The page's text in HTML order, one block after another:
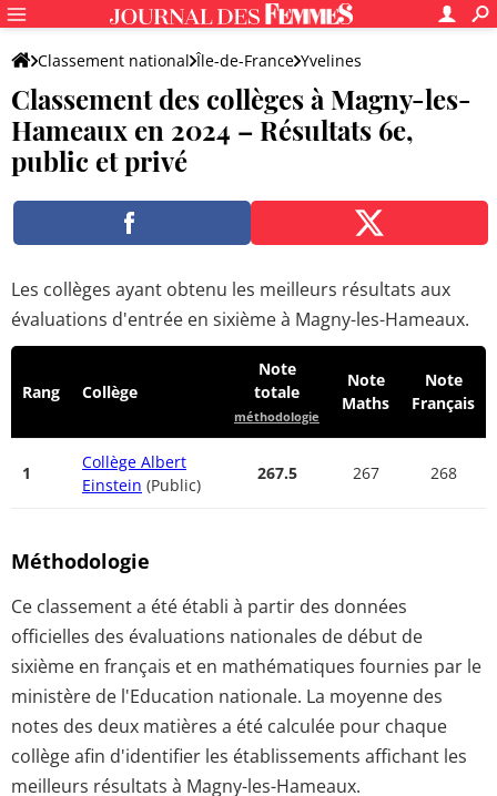
Classement national Île-de-France Yvelines
Magny-les-Hameaux
Classement des collèges à Magny-les-
Hameaux en 2024 – Résultats 6e,
public et privé
Les collèges ayant obtenu les meilleurs résultats aux
évaluations d'entrée en sixième à Magny-les-Hameaux.
Rang Collège
Note
totale
méthodologie
Note
Maths
Note
Français
1
Collège Albert
Einstein (Public)
267.5 267 268
Méthodologie
Ce classement a été établi à partir des données
officielles des évaluations nationales de début de
sixième en français et en mathématiques fournies par le
ministère de l'Education nationale. La moyenne des
notes des deux matières a été calculée pour chaque
collège afin d'identifier les établissements affichant les
meilleurs résultats à Magny-les-Hameaux.